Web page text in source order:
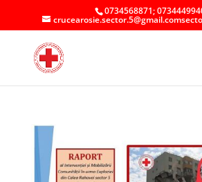
0734568871;